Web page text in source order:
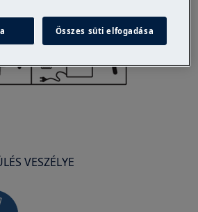
VESZÉLYE
Összes süti elfogadása